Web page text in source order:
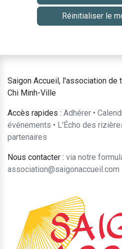
Réinitialiser le
Saigon Accueil, l'association de
Chi Minh-Ville
Accès rapides : Adhérer •
événements • L'Écho des
partenaires​​
Nous contacter : ​via notre
association@saigonaccueil.com